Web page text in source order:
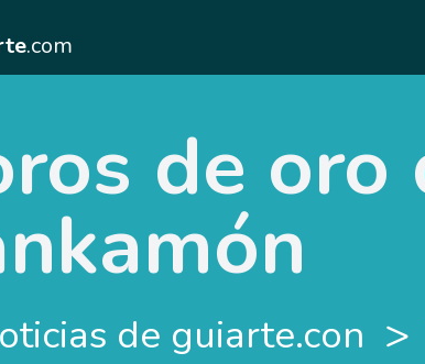
.com
de
de guiarte.con >